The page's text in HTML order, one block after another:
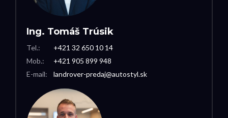
Ing. Tomáš Trúsik
Tel.:
Mob.:
E-mail:
+421 32 650 10 14
+421 905 899 948
landrover-predaj@autostyl.sk